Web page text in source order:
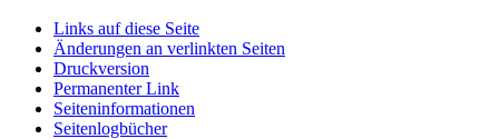
Links auf diese Seite
Änderungen an verlinkten Seiten
Druckversion
Permanenter Link
Seiten­­informationen
Seitenlogbücher